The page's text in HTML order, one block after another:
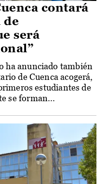
contará
de
será
ha anunciado también
de Cuenca acogerá,
estudiantes de
se forman...